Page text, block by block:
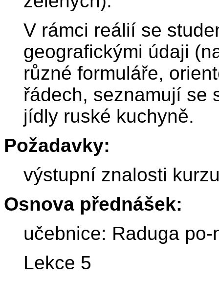
V rámci reálií se
geografickými údaji
různé formuláře,
řádech, seznamují se
jídly ruské kuchyně.
Požadavky:
výstupní znalosti
Osnova přednášek:
učebnice: Raduga po-
Lekce 5